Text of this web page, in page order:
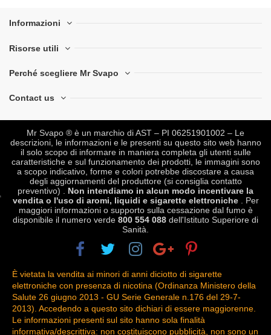
Informazioni
Risorse utili
Perché scegliere Mr Svapo
Contact us
Mr Svapo ® è un marchio di AST – PI 06251901002 – Le
descrizioni, le informazioni e le presenti su questo sito web hanno
il solo scopo di informare in maniera completa gli utenti sulle
caratteristiche e sul funzionamento dei prodotti, le immagini sono
a scopo indicativo, forme e colori potrebbe discostare a causa
degli aggiornamenti del produttore (si consiglia contatto
preventivo) . Non intendiamo in alcun modo incentivare la
vendita o l'uso di aromi, liquidi e sigarette elettroniche. Per
maggiori informazioni o supporto sulla cessazione dal fumo è
disponibile il numero verde 800 554 088 dell'Istituto Superiore di
Sanità.
È vietata la vendita ai minori di anni diciotto di sigarette
elettroniche con presenza di nicotina (Ordinanza Ministero della
Salute 26 giugno 2013 - GU Serie Generale n.176 del 29-7-
2013). Accedendo a questo sito dichiari di essere maggiorenne.
Le informazioni presenti sul sito hanno sola finalità
informativa/descrittiva: non costituiscono pubblicità, non sono un